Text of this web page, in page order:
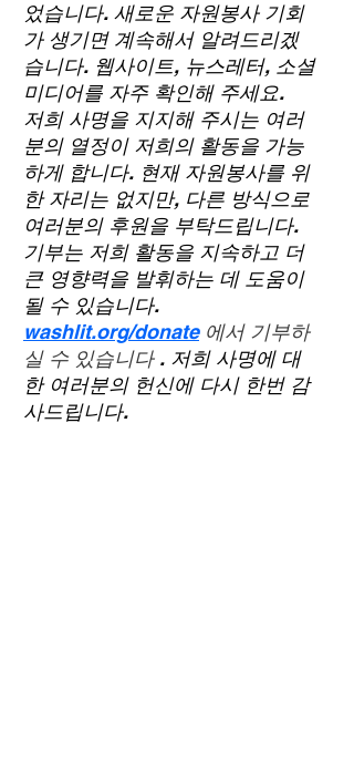
었습니다. 새로운 자원봉사 기회
가 생기면 계속해서 알려드리겠
습니다. 웹사이트, 뉴스레터, 소셜
미디어를 자주 확인해 주세요.
저희 사명을 지지해 주시는 여러
분의 열정이 저희의 활동을 가능
하게 합니다. 현재 자원봉사를 위
한 자리는 없지만, 다른 방식으로
여러분의 후원을 부탁드립니다.
기부는 저희 활동을 지속하고 더
큰 영향력을 발휘하는 데 도움이
될 수 있습니다.
washlit.org/donate에서 기부하
실 수 있습니다 . 저희 사명에 대
한 여러분의 헌신에 다시 한번 감
사드립니다.